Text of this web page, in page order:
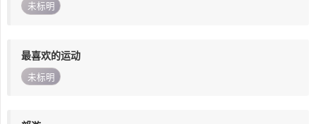
未标明
最喜欢的运动
未标明